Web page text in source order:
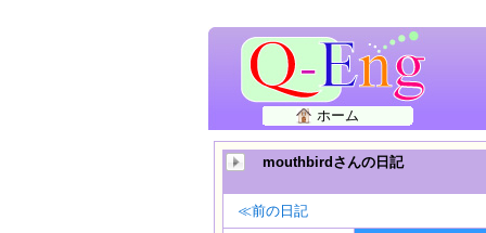
ホーム
mouthbirdさんの日記
≪前の日記